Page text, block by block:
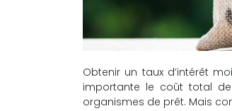
Obtenir un taux d’intérêt
importante le coût total
organismes de prêt. Mais